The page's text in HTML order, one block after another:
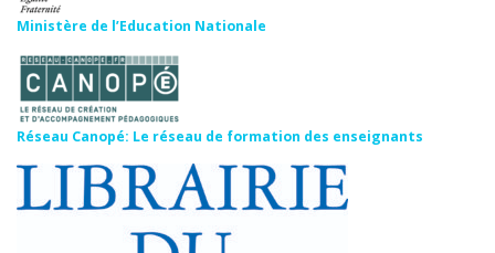
Ministère de l’Education Nationale
Réseau Canopé: Le réseau de formation des enseignants